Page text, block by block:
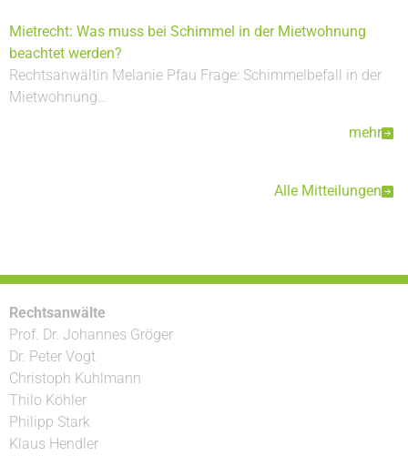
Mietrecht: Was muss bei Schimmel in der Mietwohnung
beachtet werden?
Rechtsanwältin Melanie Pfau Frage: Schimmelbefall in der
Mietwohnung…
mehr
Alle Mitteilungen
Rechtsanwälte
Prof. Dr. Johannes Gröger
Dr. Peter Vogt
Christoph Kuhlmann
Thilo Köhler
Philipp Stark
Klaus Hendler